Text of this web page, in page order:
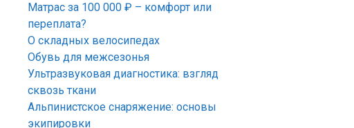
Матрас за 100 000 ₽ – комфорт или
переплата?
О складных велосипедах
Обувь для межсезонья
Ультразвуковая диагностика: взгляд
сквозь ткани
Альпинистское снаряжение: основы
экипировки